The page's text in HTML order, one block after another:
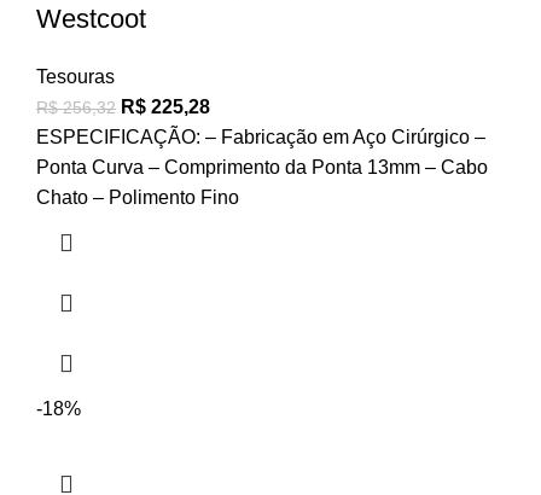
Westcoot
Tesouras
R$256,32 R$ 225,28
ESPECIFICAÇÃO: – Fabricação em Aço Cirúrgico –
Ponta Curva – Comprimento da Ponta 13mm – Cabo
Chato – Polimento Fino
-18%